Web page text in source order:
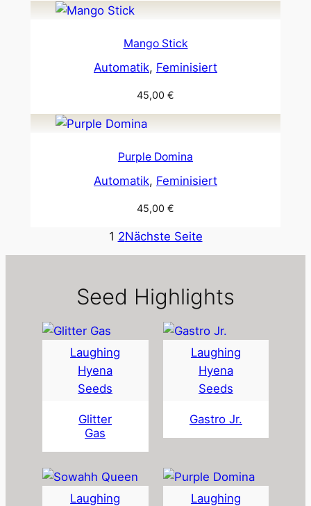
Mango Stick
Automatik, Feminisiert
45,00 €
Purple Domina
Automatik, Feminisiert
45,00 €
1 2Nächste Seite
Seed Highlights
Laughing
Hyena
Seeds
Glitter
Gas
Laughing
Hyena
Seeds
Gastro Jr.
Laughing
Laughing